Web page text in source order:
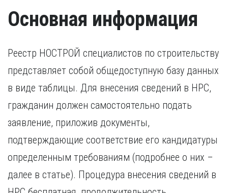
квалификации в течение последних пяти лет. В случае,
если повышение квалификации проходило за пределами
России, требуется копия свидетельства о признании
Основная информация
Реестр НОСТРОЙ специалистов по строительству
представляет собой общедоступную базу данных
в виде таблицы. Для внесения сведений в НРС,
гражданин должен самостоятельно подать
заявление, приложив документы,
подтверждающие соответствие его кандидатуры
определенным требованиям (подробнее о них –
далее в статье). Процедура внесения сведений в